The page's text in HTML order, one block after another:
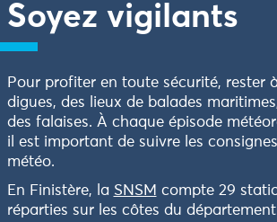
Soyez vigilants
Pour profiter en toute sécurité, rester
digues, des lieux de balades
des falaises. À chaque épisode
il est important de suivre les
météo.
En Finistère, la SNSM compte 29
réparties sur les côtes du